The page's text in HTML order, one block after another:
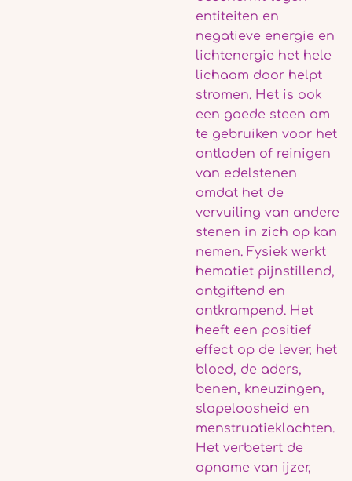
entiteiten en
negatieve energie en
lichtenergie het hele
lichaam door helpt
stromen. Het is ook
een goede steen om
te gebruiken voor het
ontladen of reinigen
van edelstenen
omdat het de
vervuiling van andere
stenen in zich op kan
nemen. Fysiek werkt
hematiet pijnstillend,
ontgiftend en
ontkrampend. Het
heeft een positief
effect op de lever, het
bloed, de aders,
benen, kneuzingen,
slapeloosheid en
menstruatieklachten.
Het verbetert de
opname van ijzer,